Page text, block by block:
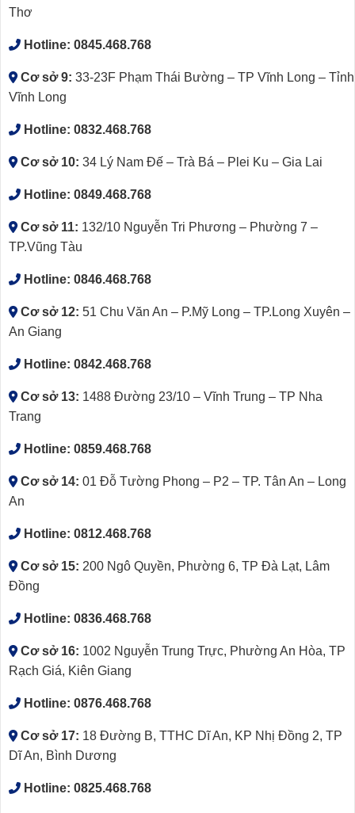
Thơ
Hotline: 0845.468.768
Cơ sở 9: 33-23F Phạm Thái Bường – TP Vĩnh Long – Tỉnh
Vĩnh Long
Hotline: 0832.468.768
Cơ sở 10: 34 Lý Nam Đế – Trà Bá – Plei Ku – Gia Lai
Hotline: 0849.468.768
Cơ sở 11: 132/10 Nguyễn Tri Phương – Phường 7 –
TP.Vũng Tàu
Hotline: 0846.468.768
Cơ sở 12: 51 Chu Văn An – P.Mỹ Long – TP.Long Xuyên –
An Giang
Hotline: 0842.468.768
Cơ sở 13: 1488 Đường 23/10 – Vĩnh Trung – TP Nha
Trang
Hotline: 0859.468.768
Cơ sở 14: 01 Đỗ Tường Phong – P2 – TP. Tân An – Long
An
Hotline: 0812.468.768
Cơ sở 15: 200 Ngô Quyền, Phường 6, TP Đà Lạt, Lâm
Đồng
Hotline: 0836.468.768
Cơ sở 16: 1002 Nguyễn Trung Trực, Phường An Hòa, TP
Rạch Giá, Kiên Giang
Hotline: 0876.468.768
Cơ sở 17: 18 Đường B, TTHC Dĩ An, KP Nhị Đồng 2, TP
Dĩ An, Bình Dương
Hotline: 0825.468.768